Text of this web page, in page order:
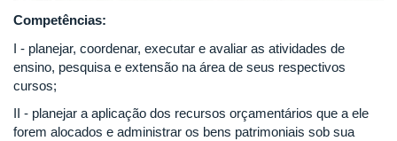
Competências:
I - planejar, coordenar, executar e avaliar as atividades de
ensino, pesquisa e extensão na área de seus respectivos
cursos;
II - planejar a aplicação dos recursos orçamentários que a ele
forem alocados e administrar os bens patrimoniais sob sua